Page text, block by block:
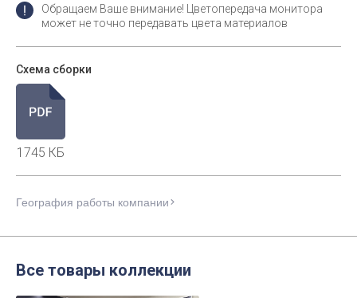
Обращаем Ваше внимание! Цветопередача монитора
может не точно передавать цвета материалов
Схема сборки
1745 КБ
География работы компании
Все товары коллекции